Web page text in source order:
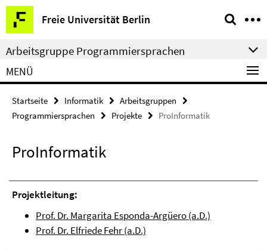
Springe
direkt
zu
Inhalt
Freie Universität Berlin
Service-
Navigation
Arbeitsgruppe Programmiersprachen
MENÜ
Startseite Informatik
Arbeitsgruppen
Programmiersprachen
Projekte ProInformatik
ProInformatik
Projektleitung:
Prof. Dr. Margarita Esponda-Argüero (a.D.)
Prof. Dr. Elfriede Fehr (a.D.)